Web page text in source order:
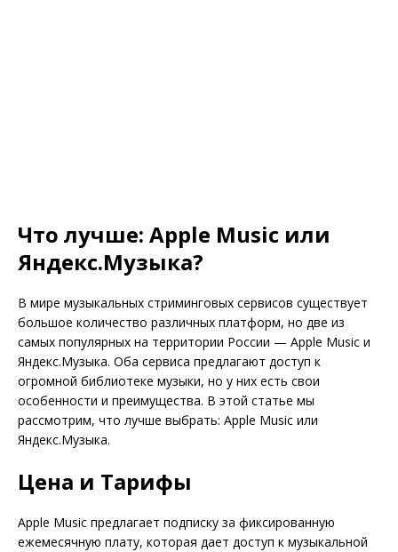
Что лучше: Apple Music или
Яндекс.Музыка?
В мире музыкальных стриминговых сервисов существует
большое количество различных платформ, но две из
самых популярных на территории России — Apple Music и
Яндекс.Музыка. Оба сервиса предлагают доступ к
огромной библиотеке музыки, но у них есть свои
особенности и преимущества. В этой статье мы
рассмотрим, что лучше выбрать: Apple Music или
Яндекс.Музыка.
Цена и Тарифы
Apple Music предлагает подписку за фиксированную
ежемесячную плату, которая дает доступ к музыкальной